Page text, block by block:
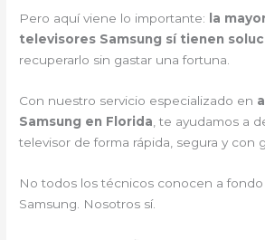
Pero aquí viene lo importante:
la
televisores Samsung sí tienen
recuperarlo sin gastar una fortuna.
Con nuestro servicio especializado en
Samsung en Florida , te ayudamos a
televisor de forma rápida, segura y con
No todos los técnicos conocen a
Samsung. Nosotros sí.